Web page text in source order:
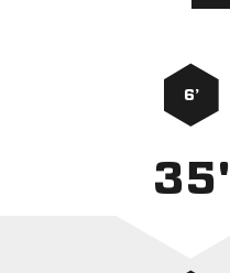
6’
35'